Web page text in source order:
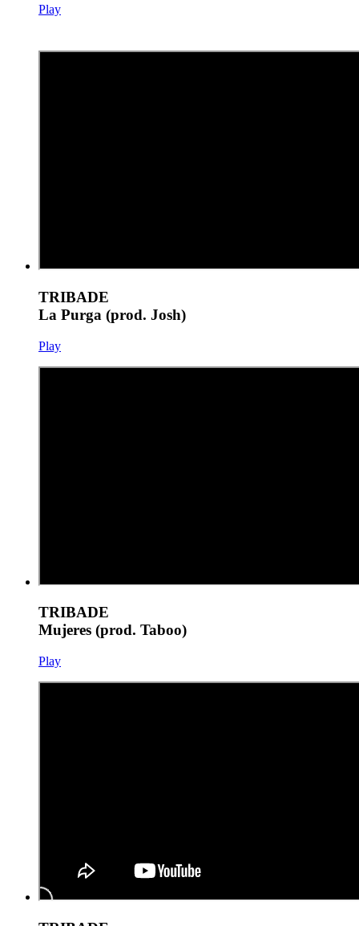
Play
TRIBADE
La Purga (prod. Josh)
Play
TRIBADE
Mujeres (prod. Taboo)
Play